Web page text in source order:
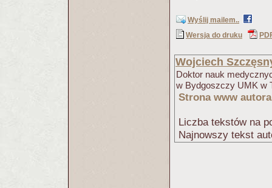
Wyślij mailem..
Wersja do druku
Wojciech
Doktor nauk
w Bydgoszczy UMK w
Strona www autora
Liczba tekstów na
Najnowszy tekst